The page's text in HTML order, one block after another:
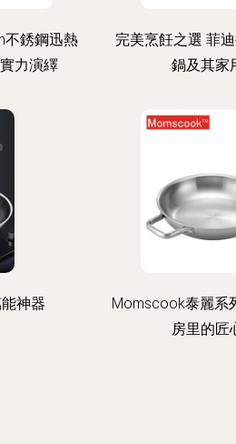
不銹鋼迅熱
力演繹
完美烹飪之選 菲
鍋及其家
神器
Momscook泰麗系
房里的匠